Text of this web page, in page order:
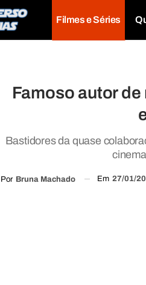
Filmes e Séries
Famoso autor
Bastidores da quase
Por Bruna Machado Em 27/01/